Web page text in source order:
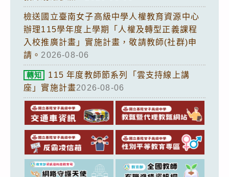
檢送國立臺南女子高級中學人權教育資源中心
辦理115學年度上學期「人權及轉型正義課程
入校推廣計畫」實施計畫，敬請教師(社群)申
請。 2026-08-06
轉知
115 年度教師節系列「雲支持線上講
座」實施計畫2026-08-06